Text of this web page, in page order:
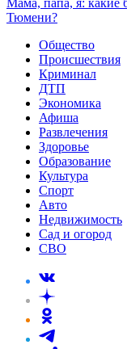
Мама, папа, я: какие
Тюмени?
Общество
Происшествия
Криминал
ДТП
Экономика
Афиша
Развлечения
Здоровье
Образование
Культура
Спорт
Авто
Недвижимость
Сад и огород
СВО